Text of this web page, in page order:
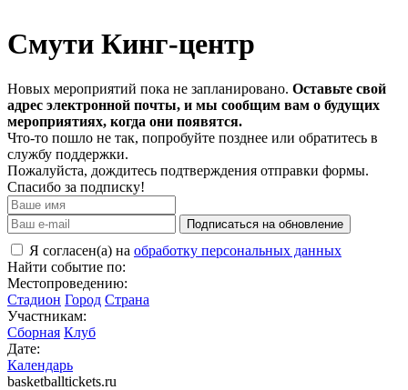
Смути Кинг-центр
Новых мероприятий пока не запланировано. Оставьте свой
адрес электронной почты, и мы сообщим вам о будущих
мероприятиях, когда они появятся.
Что-то пошло не так, попробуйте позднее или обратитесь в
службу поддержки.
Пожалуйста, дождитесь подтверждения отправки формы.
Спасибо за подписку!
Подписаться на обновление
Я согласен(а) на обработку персональных данных
Найти событие по:
Местопроведению:
Стадион Город Страна
Участникам:
Сборная Клуб
Дате:
Календарь
basketballtickets.ru